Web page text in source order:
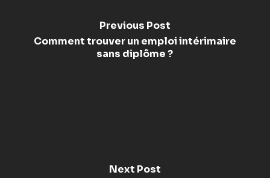
Previous Post
Comment trouver un emploi intérimaire
sans diplôme ?
Next Post